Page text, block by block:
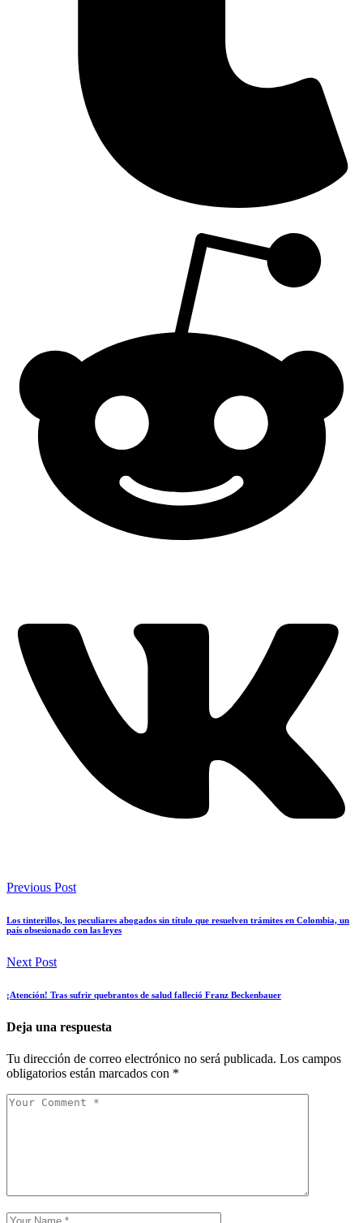
Previous Post
Los tinterillos, los peculiares abogados sin título que resuelven trámites en Colombia, un
país obsesionado con las leyes
Next Post
¡Atención! Tras sufrir quebrantos de salud falleció Franz Beckenbauer
Deja una respuesta
Tu dirección de correo electrónico no será publicada. Los campos
obligatorios están marcados con *